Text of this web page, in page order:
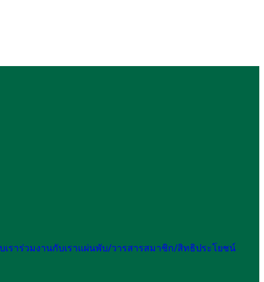
เราร่วมงานกับเราแผ่นพับ/วารสารสมาชิก/สิทธิประโยชน์